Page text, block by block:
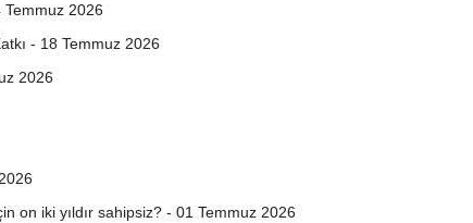
2026
- 18 Temmuz 2026
2026
on iki yıldır sahipsiz? - 01 Temmuz 2026